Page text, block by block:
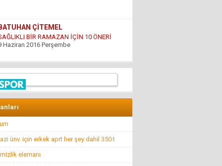
GÜNDOĞDU YILDIRIM
Haziran 2016 Perşembe
DÜŞ
kim yardım edecek!..
Nisan 2016 Cuma
GÜVEN
ŞEY ANCAK DEĞERİNİ BİLENİN YANINDA
22 Temmuz 2016 Cuma
ünv. için erkek aprt her şey dahil 350 t
elemanı